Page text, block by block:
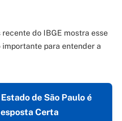
do IBGE mostra esse
para entender a
de São Paulo é
Certa